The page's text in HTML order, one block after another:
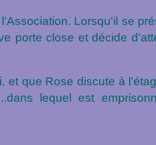
Lorsqu'il se
porte close et décide
et que Rose discute à
lequel est